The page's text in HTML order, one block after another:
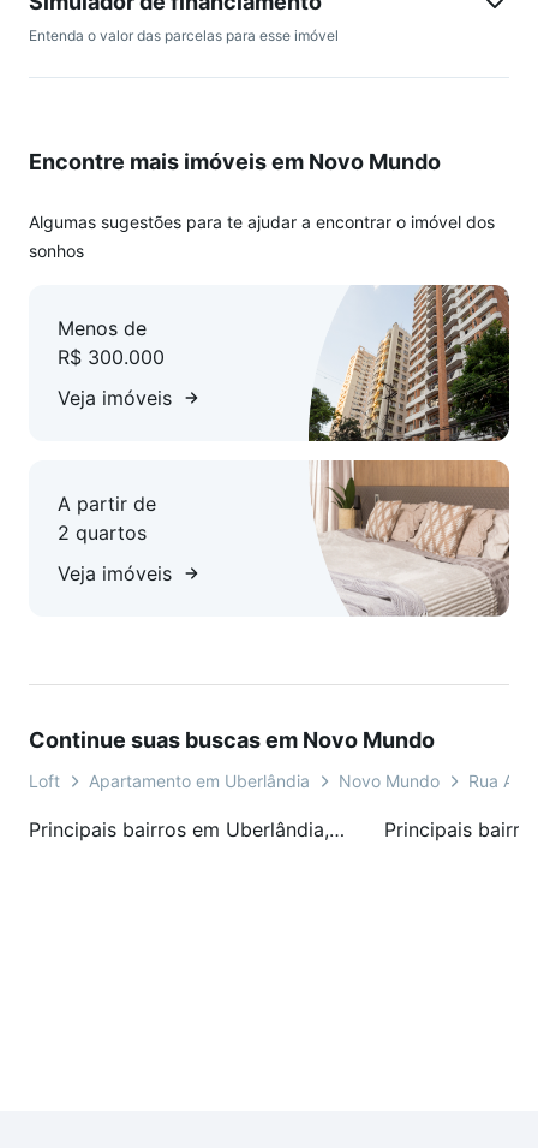
Entenda o valor das parcelas para esse imóvel
Encontre mais imóveis em Novo Mundo
Algumas sugestões para te ajudar a encontrar o imóvel dos
sonhos
Menos de
R$ 300.000
Veja imóveis
A partir de
2 quartos
Veja imóveis
Continue suas buscas em Novo Mundo
Loft Apartamento em Uberlândia Novo Mundo Rua
Principais bairros em Uberlândia, MG